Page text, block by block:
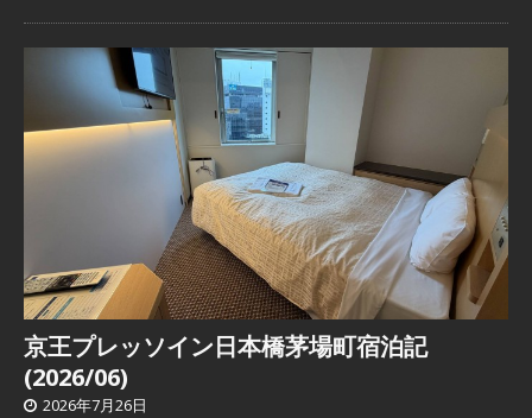
京王プレッソイン日本橋茅場町宿泊記
(2026/06)
2026年7月26日